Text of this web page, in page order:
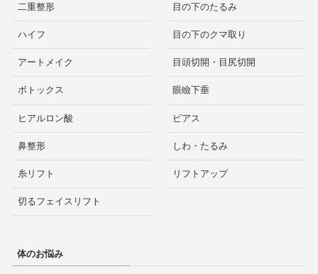
二重整形
ハイフ
アートメイク
ボトックス
ヒアルロン酸
鼻整形
糸リフト
切るフェイスリフト
目の下のたるみ
目の下のクマ取り
目頭切開・目尻切開
眼瞼下垂
ピアス
しわ・たるみ
リフトアップ
体のお悩み